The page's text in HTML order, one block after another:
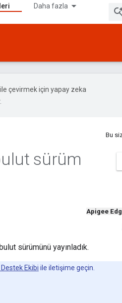
Daha fazla
çevirmek için yapay zeka
Bu
sürüm
Apigee
sürümünü yayınladık.
Ekibi ile iletişime geçin.